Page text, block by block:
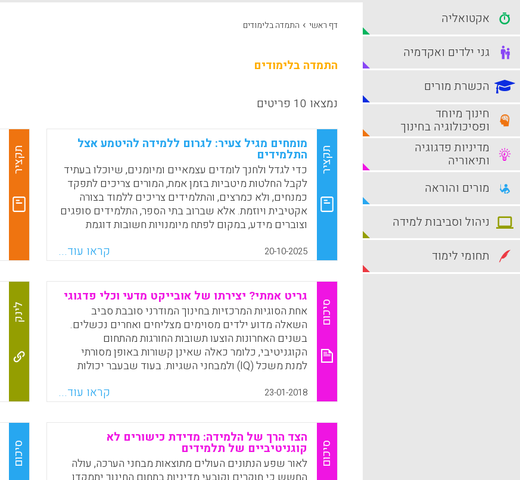
דף ראשי › התמדה בלימודים
התמדה בלימודים
נמצאו 10 פריטים
תקציר
מומחים מגיל צעיר: לגרום ללמידה להיטמע אצל
התלמידים
כדי לגדל ולחנך לומדים עצמאיים ומיומנים, שיוכלו בעתיד
לקבל החלטות מיטביות בזמן אמת, המורים צריכים לתפקד
כמנחים, ולא כמרצים, והתלמידים צריכים ללמוד בצורה
אקטיבית ויוזמת. אלא שברוב בתי הספר, התלמידים סופגים
וצוברים מידע, במקום לפתח מיומנויות חשובות דוגמת
זה, המאמר מציע אסטרטגיות מיטביות, פרקטיות וחדשניות
לחינוך דור הלומדים הנוכחי.
WhatsApp
Facebook
Email
X
20-10-2025 קראו עוד...
תקציר
סיכום
גריט אמתי? יצירתו של אובייקט מדעי וכלי פדגוגי
אחת הסוגיות המרכזיות בחינוך המודרני סובבת סביב
השאלה מדוע ילדים מסוימים מצליחים ואחרים נכשלים.
בשנים האחרונות הוצעו תשובות החורגות מהתחום
הקוגניטיבי, כלומר כאלה שאינן קשורות באופן מסורתי
למנת משכל (IQ) ולמבחני השגיות. בעוד שבעבר יכולות
יותר ויותר פסיכולוגים טוענים שניתן להצמיח ולפתח יכולות
פנימיות (Dweck, 2006). המחקרים העוסקים ביכולות אלה,
לצד עלייתה של הפסיכולוגיה החיובית מבקשים לעמוד על
מנת שניתן יהיה להצביע בבירור על הקשר בינן לבין הישגים
חיוביים ולעודדן בכיתות.
23-01-2018 קראו עוד...
לינק
סיכום
הצד הרך של הלמידה: מדידת כישורים לא
קוגניטיביים של תלמידים
לאור שפע הנתונים העולים מתוצאות מבחני הערכה, עולה
סיכום
אקטואליה
גני ילדים ואקדמיה
הכשרת מורים
חינוך מיוחד
ופסיכולוגיה בחינוך
מדיניות פדגוגיה
ותיאוריה
מורים והוראה
ניהול וסביבות למידה
תחומי לימוד